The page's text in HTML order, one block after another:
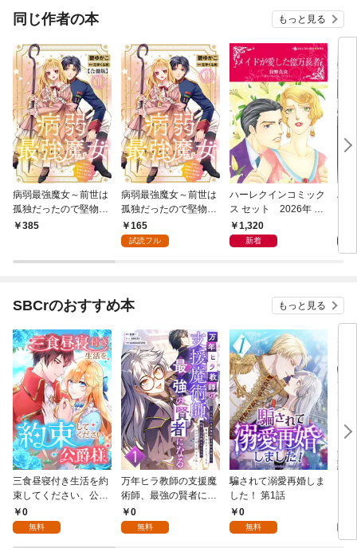
同じ作者の本 もっと見る
病弱最強魔女～前世は
孤独だったので堅物公
爵様と幸せ人生計画始
385
病弱最強魔女～前世は
孤独だったので堅物公
爵様と幸せ人生計画始
めます～ 1
165
試読フル
ハーレクインコミック
ス セット 2026年 vo
l.1023
1,320
新着
ハ
SBCrのおすすめ本 もっと見る
三食昼寝付き生活を約
束してください、公爵
様 1話
0
無料
万年ヒラ教師の支援魔
術師、最強の賢者にな
る～不人気の支援魔術
師は給料泥棒だと魔術
0
無料
騙されて溺愛再婚しま
した！ 第1話
0
無料